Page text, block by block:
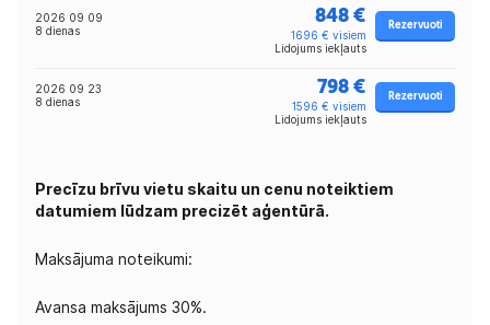
2026 09 09
8 dienas
848 €
1696 € visiem
Lidojums iekļauts
Rezervuoti
2026 09 23
8 dienas
798 €
1596 € visiem
Lidojums iekļauts
Rezervuoti
Precīzu brīvu vietu skaitu un cenu noteiktiem
datumiem lūdzam precizēt aģentūrā.
Maksājuma noteikumi:
Avansa maksājums 30%.